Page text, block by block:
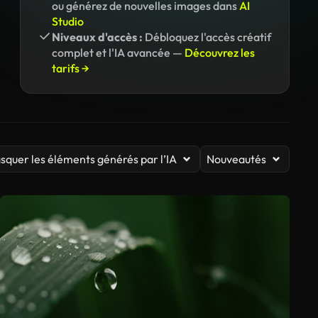
ou générez de nouvelles images dansAI
Studio
Niveaux d'accès : Débloquez l'accès créatif
complet et l'IA avancée — Découvrez les
tarifs →
les éléments générés par l’IA Nouveautés